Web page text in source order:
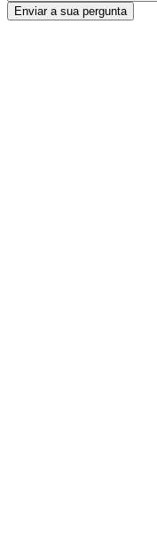
Enviar a sua pergunta